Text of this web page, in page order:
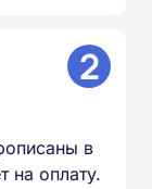
2
в
на оплату.